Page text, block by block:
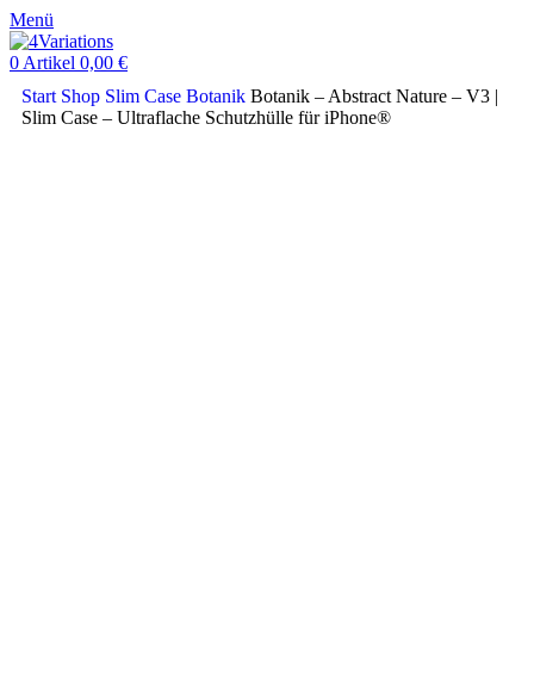
Menü
0 Artikel 0,00 €
Start Shop Slim Case Botanik Botanik – Abstract Nature – V3 |
Slim Case – Ultraflache Schutzhülle für iPhone®